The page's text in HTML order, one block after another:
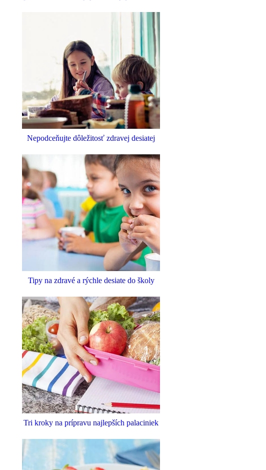
Nepodceňujte dôležitosť zdravej desiatej
Tipy na zdravé a rýchle desiate do školy
Tri kroky na prípravu najlepších palaciniek